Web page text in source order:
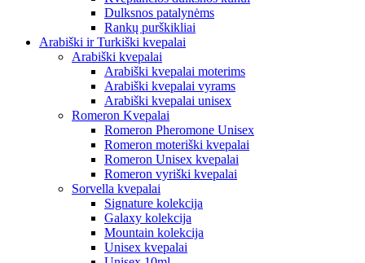
Dulksnos patalynėms
Rankų purškikliai
Arabiški ir Turkiški kvepalai
Arabiški kvepalai
Arabiški kvepalai moterims
Arabiški kvepalai vyrams
Arabiški kvepalai unisex
Romeron Kvepalai
Romeron Pheromone Unisex
Romeron moteriški kvepalai
Romeron Unisex kvepalai
Romeron vyriški kvepalai
Sorvella kvepalai
Signature kolekcija
Galaxy kolekcija
Mountain kolekcija
Unisex kvepalai